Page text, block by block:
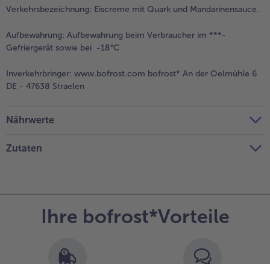
Verkehrsbezeichnung: Eiscreme mit Quark und Mandarinensauce.
Aufbewahrung: Aufbewahrung beim Verbraucher im ***-
Gefriergerät sowie bei -18°C
Inverkehrbringer: www.bofrost.com bofrost* An der Oelmühle 6
DE - 47638 Straelen
Nährwerte
Zutaten
Ihre bofrost*Vorteile